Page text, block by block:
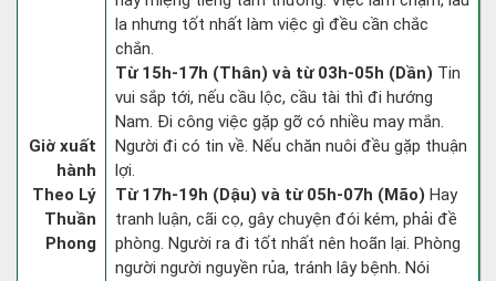
Giờ xuất
hành
Theo Lý
Thuần
Phong
la nhưng tốt nhất làm việc gì đều cần chắc
chắn.
Từ 15h-17h (Thân) và từ 03h-05h (Dần) Tin
vui sắp tới, nếu cầu lộc, cầu tài thì đi hướng
Nam. Đi công việc gặp gỡ có nhiều may mắn.
Người đi có tin về. Nếu chăn nuôi đều gặp thuận
lợi.
Từ 17h-19h (Dậu) và từ 05h-07h (Mão) Hay
tranh luận, cãi cọ, gây chuyện đói kém, phải đề
phòng. Người ra đi tốt nhất nên hoãn lại. Phòng
người người nguyền rủa, tránh lây bệnh. Nói